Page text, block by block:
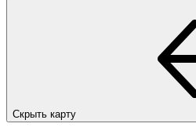
Скрыть карту